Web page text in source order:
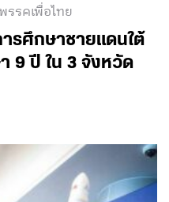
รรคเพื่อไทย
รศึกษาชายแดนใต้
9 ปี ใน 3 จังหวัด